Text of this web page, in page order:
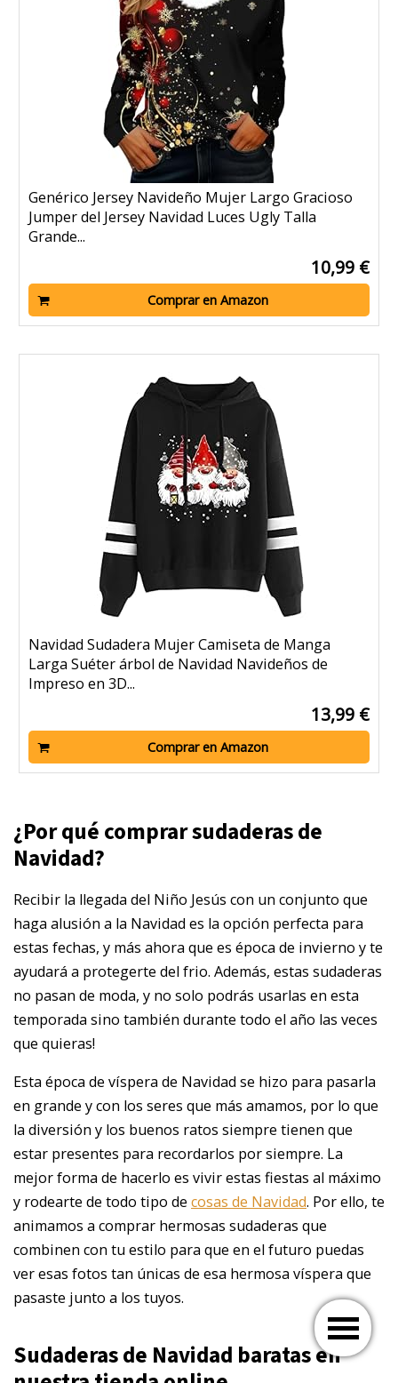
Genérico Jersey Navideño Mujer Largo Gracioso
Jumper del Jersey Navidad Luces Ugly Talla
Grande...
10,99 €
Comprar en Amazon
Navidad Sudadera Mujer Camiseta de Manga
Larga Suéter árbol de Navidad Navideños de
Impreso en 3D...
13,99 €
Comprar en Amazon
¿Por qué comprar sudaderas de
Navidad?
Recibir la llegada del Niño Jesús con un conjunto que
haga alusión a la Navidad es la opción perfecta para
estas fechas, y más ahora que es época de invierno y te
ayudará a protegerte del frio. Además, estas sudaderas
no pasan de moda, y no solo podrás usarlas en esta
temporada sino también durante todo el año las veces
que quieras!
Esta época de víspera de Navidad se hizo para pasarla
en grande y con los seres que más amamos, por lo que
la diversión y los buenos ratos siempre tienen que
estar presentes para recordarlos por siempre. La
mejor forma de hacerlo es vivir estas fiestas al máximo
y rodearte de todo tipo de cosas de Navidad. Por ello, te
animamos a comprar hermosas sudaderas que
combinen con tu estilo para que en el futuro puedas
ver esas fotos tan únicas de esa hermosa víspera que
pasaste junto a los tuyos.
Sudaderas de Navidad baratas en